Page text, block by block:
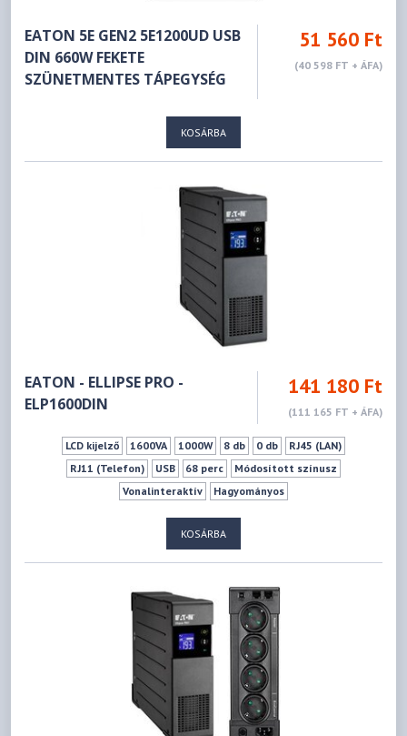
EATON 5E GEN2 5E1200UD USB
DIN 660W FEKETE
SZÜNETMENTES TÁPEGYSÉG
51 560 Ft
(40 598 FT + ÁFA)
KOSÁRBA
EATON - ELLIPSE PRO -
ELP1600DIN
141 180 Ft
(111 165 FT + ÁFA)
LCD kijelző 1600VA 1000W 8 db 0 db
RJ45 (LAN)
RJ11 (Telefon)
USB 68 perc
Módosított színusz
Vonalinteraktív
Hagyományos
KOSÁRBA